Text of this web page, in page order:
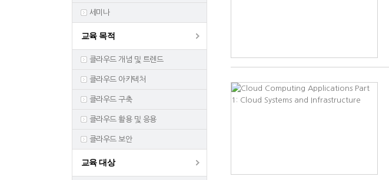
세미나
교육 목적
클라우드 개념 및 트렌드
클라우드 아키텍처
클라우드 구축
클라우드 활용 및 응용
클라우드 보안
교육 대상